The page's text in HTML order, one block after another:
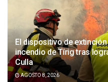
El dispositivo de
incendio de Tírig tras
Culla
AGOSTO 8, 2026